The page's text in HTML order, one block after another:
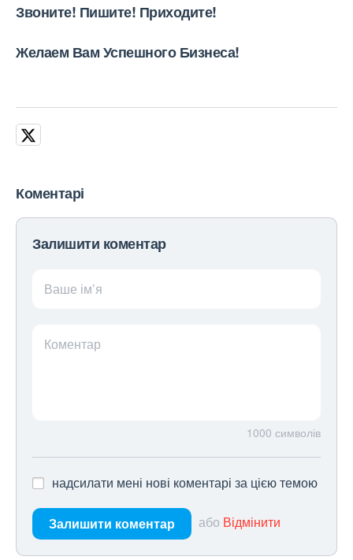
Звоните! Пишите! Приходите!
Желаем Вам Успешного Бизнеса!
Коментарі
Залишити коментар
Ваше ім’я
Коментар
1000 символів
надсилати мені нові коментарі за цією темою
Залишити коментар або Відмінити